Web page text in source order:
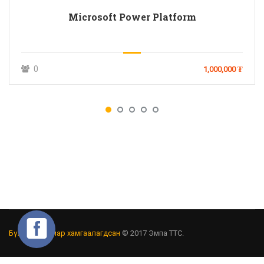
Microsoft Power Platform
0 1,000,000 ₮
Бүх эрх хуулиар хамгаалагдсан © 2017 Эмпа ТТС.